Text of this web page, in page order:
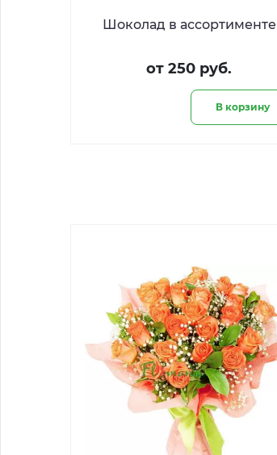
Шоколад в ассортименте
от 250 руб.
В корзину